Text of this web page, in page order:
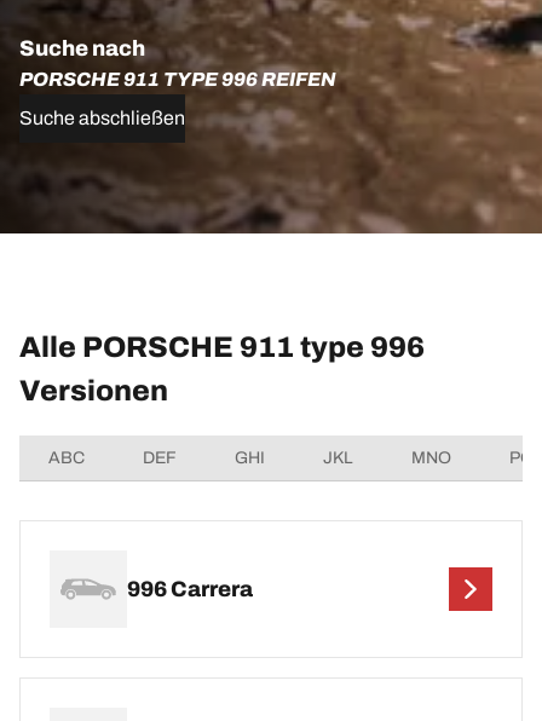
Suche nach
PORSCHE 911 TYPE 996 REIFEN
Suche abschließen
Alle PORSCHE 911 type 996
Versionen
ABC DEF GHI JKL MNO
996 Carrera